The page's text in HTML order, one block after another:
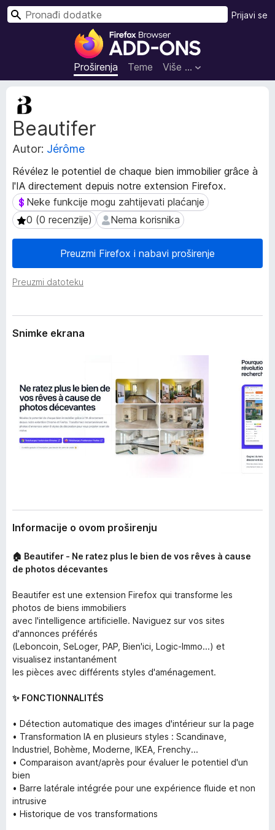
D
o
d
a
r
e
g
l
e
d
n
i
i
x
Proširenja Teme Više …
Prijavi se
T
Beautifer
Autor: Jérôme
Révélez le potentiel de chaque bien immobilier grâce à
l'IA directement depuis notre extension Firefox.
Neke funkcije mogu zahtijevati plaćanje
Neke funkcije mogu zahtijevati plaćanje
0 (0 recenzije)
0 (0 recenzije) Nema korisnika
Nema korisnika
Preuzmi Firefox i nabavi proširenje
Preuzmi datoteku
M
e
t
a
p
d
a
c
i
p
r
š
i
n
j
Snimke ekrana
Informacije o ovom proširenju
🏠 Beautifer - Ne ratez plus le bien de vos rêves à cause
de photos décevantes
Beautifer est une extension Firefox qui transforme les
photos de biens immobiliers
avec l'intelligence artificielle. Naviguez sur vos sites
d'annonces préférés
(Leboncoin, SeLoger, PAP, Bien'ici, Logic-Immo...) et
visualisez instantanément
les pièces avec différents styles d'aménagement.
✨ FONCTIONNALITÉS
• Détection automatique des images d'intérieur sur la page
• Transformation IA en plusieurs styles : Scandinave,
Industriel, Bohème, Moderne, IKEA, Frenchy...
• Comparaison avant/après pour évaluer le potentiel d'un
bien
• Barre latérale intégrée pour une expérience fluide et non
intrusive
• Historique de vos transformations